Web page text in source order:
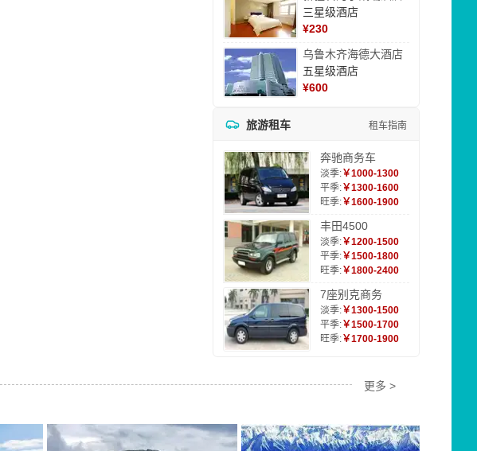
三星级酒店
¥230
乌鲁木齐海德大酒店
五星级酒店
¥600
旅游租车 租车指南
奔驰商务车
淡季:￥1000-1300
平季:￥1300-1600
旺季:￥1600-1900
丰田4500
淡季:￥1200-1500
平季:￥1500-1800
旺季:￥1800-2400
7座别克商务
淡季:￥1300-1500
平季:￥1500-1700
旺季:￥1700-1900
更多 >